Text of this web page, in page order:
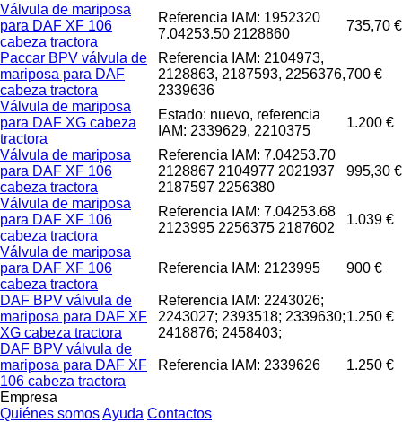
Válvula de mariposa
para DAF XF 106
cabeza tractora
Referencia IAM: 1952320
7.04253.50 2128860
735,70 €
Paccar BPV válvula de
mariposa para DAF
cabeza tractora
Referencia IAM: 2104973,
2128863, 2187593, 2256376,
2339636
700 €
Válvula de mariposa
para DAF XG cabeza
tractora
Estado: nuevo, referencia
IAM: 2339629, 2210375
1.200 €
Válvula de mariposa
para DAF XF 106
cabeza tractora
Referencia IAM: 7.04253.70
2128867 2104977 2021937
2187597 2256380
995,30 €
Válvula de mariposa
para DAF XF 106
cabeza tractora
Referencia IAM: 7.04253.68
2123995 2256375 2187602
1.039 €
Válvula de mariposa
para DAF XF 106
cabeza tractora
Referencia IAM: 2123995 900 €
DAF BPV válvula de
mariposa para DAF XF
XG cabeza tractora
Referencia IAM: 2243026;
2243027; 2393518; 2339630;
2418876; 2458403;
1.250 €
DAF BPV válvula de
mariposa para DAF XF
106 cabeza tractora
Referencia IAM: 2339626 1.250 €
Empresa
Quiénes somosAyuda Contactos